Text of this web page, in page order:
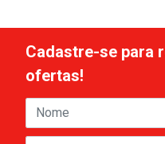
Cadastre-se para
ofertas!